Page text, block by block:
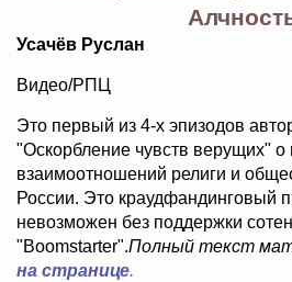
Усачёв Руслан
Видео/РПЦ
Это первый из 4-х эпизодов
"Оскорбление чувств верущих" о
взаимоотношений религи и
России. Это краудфандинговый
невозможен без поддержки
"Boomstarter".Полный текст
на странице.